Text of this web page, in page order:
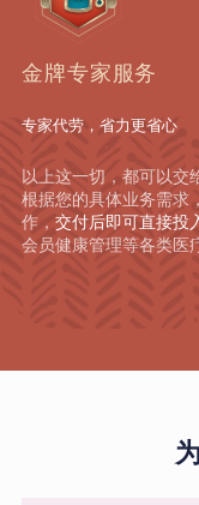
金牌专家服务
专家代劳，省力更省心
以上这一切，都可以交
根据您的具体业务需求
作， 交付后即可直接投
会员健康管理等各类医